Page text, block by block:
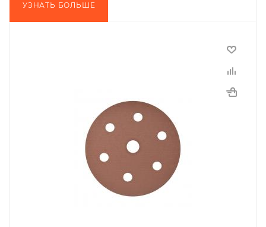
УЗНАТЬ БОЛЬШЕ